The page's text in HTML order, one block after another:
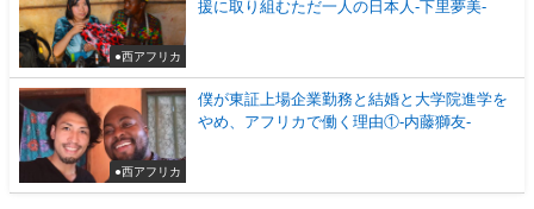
●西アフリカ
援に取り組むただ一人の日本人-下里夢美-
●西アフリカ
僕が東証上場企業勤務と結婚と大学院進学を
やめ、アフリカで働く理由①-内藤獅友-